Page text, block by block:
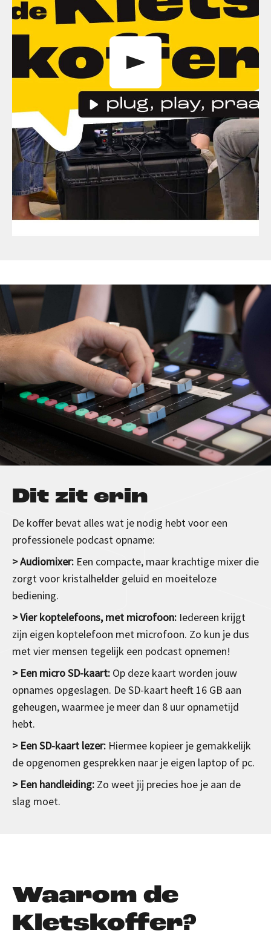
Dit zit erin
De koffer bevat alles wat je nodig hebt voor een
professionele podcast opname:
> Audiomixer: Een compacte, maar krachtige mixer die
zorgt voor kristalhelder geluid en moeiteloze
bediening.
> Vier koptelefoons, met microfoon: Iedereen krijgt
zijn eigen koptelefoon met microfoon. Zo kun je dus
met vier mensen tegelijk een podcast opnemen!
> Een micro SD-kaart: Op deze kaart worden jouw
opnames opgeslagen. De SD-kaart heeft 16 GB aan
geheugen, waarmee je meer dan 8 uur opnametijd
hebt.
> Een SD-kaart lezer: Hiermee kopieer je gemakkelijk
de opgenomen gesprekken naar je eigen laptop of pc.
> Een handleiding: Zo weet jij precies hoe je aan de
slag moet.
Waarom de
Kletskoffer?